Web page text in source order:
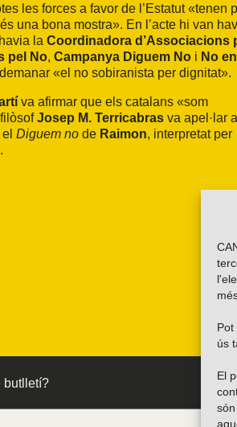
ús
El
les forces a favor de l’Estatut «tenen
una bona mostra». En l’acte hi van
la Coordinadora d’Associacions
pel No, Campanya Diguem No i No
«el no sobiranista per dignitat».
va afirmar que els catalans «som
Josep M. Terricabras va apel·lar
Diguem no de Raimon, interpretat per
butlletí?